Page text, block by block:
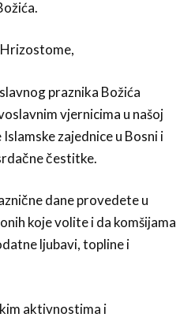
praznika Božića
vjernicima u našoj
zajednice u Bosni i
čestitke.
dane provedete u
koje volite i da komšijama
ljubavi, topline i
aktivnostima i